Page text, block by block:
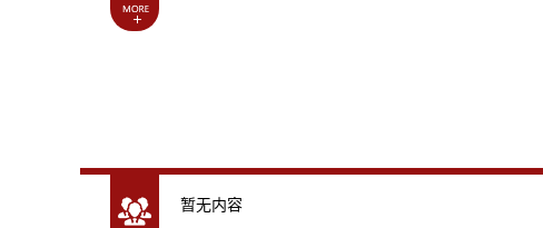
暂无内容